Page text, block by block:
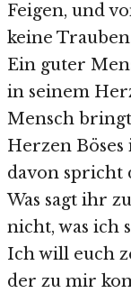
Feigen, und
keine
Ein guter
in seinem
Mensch
Herzen Böses
davon spricht
Was sagt ihr
nicht, was ich
Ich will euch
der zu mir